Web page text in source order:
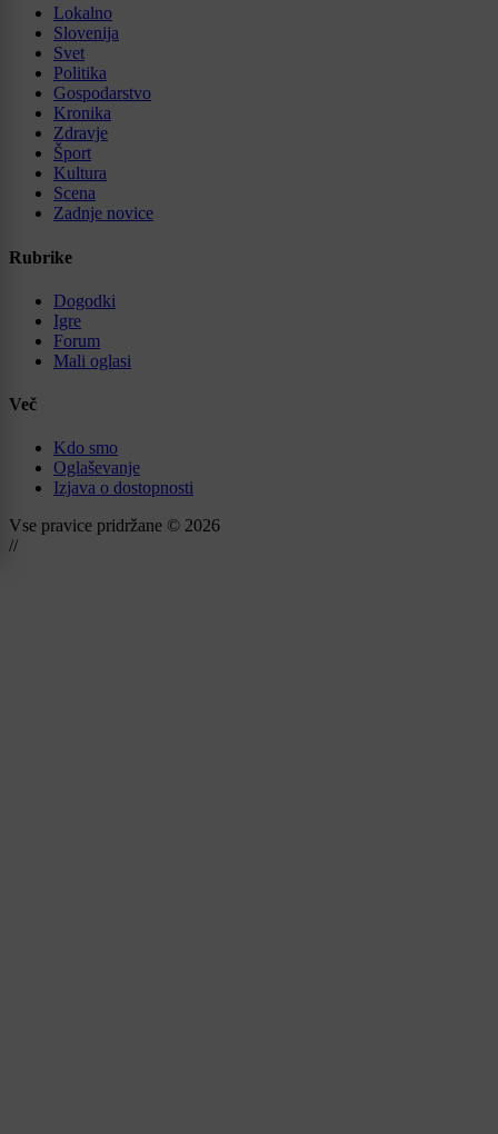
Lokalno
Slovenija
Svet
Politika
Gospodarstvo
Kronika
Zdravje
Šport
Kultura
Scena
Zadnje novice
Rubrike
Dogodki
Igre
Forum
Mali oglasi
Več
Kdo smo
Oglaševanje
Izjava o dostopnosti
Vse pravice pridržane © 2026
//